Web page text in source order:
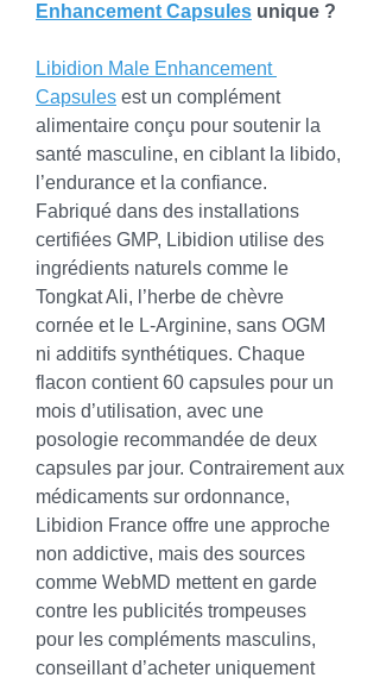
Enhancement Capsules unique ?
Libidion Male Enhancement
Capsules est un complément
alimentaire conçu pour soutenir la
santé masculine, en ciblant la libido,
l’endurance et la confiance.
Fabriqué dans des installations
certifiées GMP, Libidion utilise des
ingrédients naturels comme le
Tongkat Ali, l’herbe de chèvre
cornée et le L-Arginine, sans OGM
ni additifs synthétiques. Chaque
flacon contient 60 capsules pour un
mois d’utilisation, avec une
posologie recommandée de deux
capsules par jour. Contrairement aux
médicaments sur ordonnance,
Libidion France offre une approche
non addictive, mais des sources
comme WebMD mettent en garde
contre les publicités trompeuses
pour les compléments masculins,
conseillant d’acheter uniquement